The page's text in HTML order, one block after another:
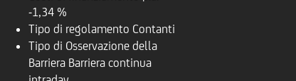
-1,34 %
Tipo di regolamento Contanti
Tipo di Osservazione della
Barriera Barriera continua